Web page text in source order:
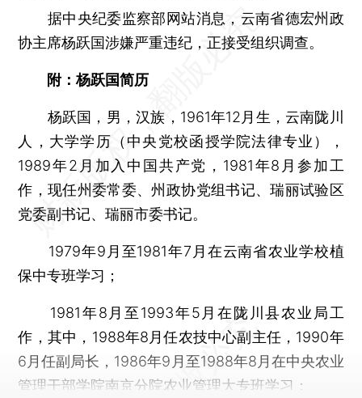
据中央纪委监察部网站消息，云南省德宏州政
协主席杨跃国涉嫌严重违纪，正接受组织调查。
附：杨跃国简历
杨跃国，男，汉族，1961年12月生，云南陇川
人，大学学历（中央党校函授学院法律专业），
1989年2月加入中国共产党，1981年8月参加工
作，现任州委常委、州政协党组书记、瑞丽试验区
党委副书记、瑞丽市委书记。
1979年9月至1981年7月在云南省农业学校植
保中专班学习；
1981年8月至1993年5月在陇川县农业局工
作，其中，1988年8月任农技中心副主任，1990年
6月任副局长，1986年9月至1988年8月在中央农业
管理干部学院南京分院农业管理大专班学习；